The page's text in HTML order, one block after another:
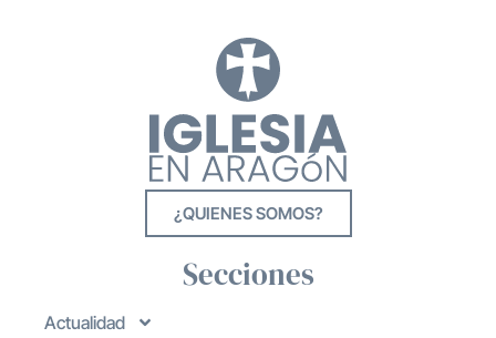
¿QUIENES SOMOS?
Secciones
Actualidad